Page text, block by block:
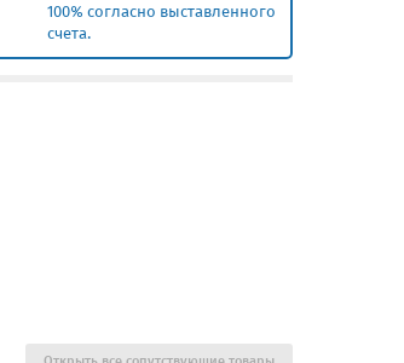
100% согласно выставленного
счета.